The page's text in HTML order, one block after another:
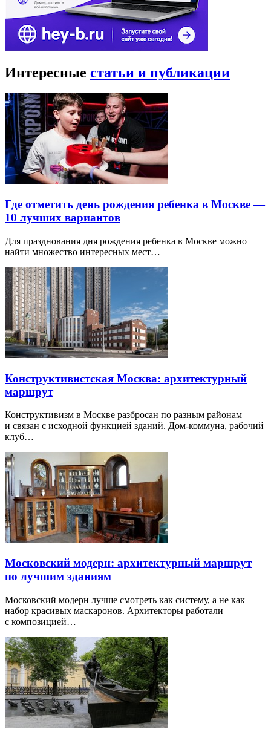
Интересные статьи и публикации
Где отметить день рождения ребенка в Москве —
10 лучших вариантов
Для празднования дня рождения ребенка в Москве можно
найти множество интересных мест…
Конструктивистская Москва: архитектурный
маршрут
Конструктивизм в Москве разбросан по разным районам
и связан с исходной функцией зданий. Дом-коммуна, рабочий
клуб…
Московский модерн: архитектурный маршрут
по лучшим зданиям
Московский модерн лучше смотреть как систему, а не как
набор красивых маскаронов. Архитекторы работали
с композицией…